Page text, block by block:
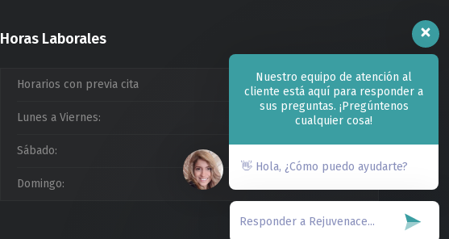
Nuestro equipo de atención al
cliente está aquí para responder a
sus preguntas. ¡Pregúntenos
cualquier cosa!
👋 Hola, ¿Cómo puedo ayudarte?
Horas Laborales
Horarios con previa cita
Lunes a Viernes: 09:00am a 20:00pm
Sábado:
Domingo: